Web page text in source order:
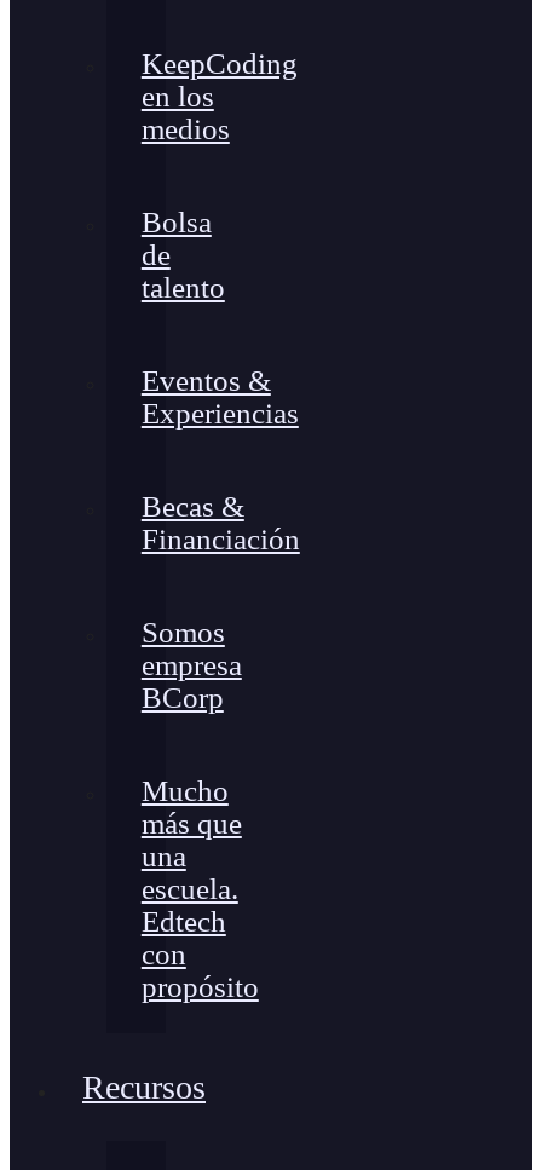
KeepCoding
en los
medios
Bolsa
de
talento
Eventos &
Experiencias
Becas &
Financiación
Somos
empresa
BCorp
Mucho
más que
una
escuela.
Edtech
con
propósito
Recursos